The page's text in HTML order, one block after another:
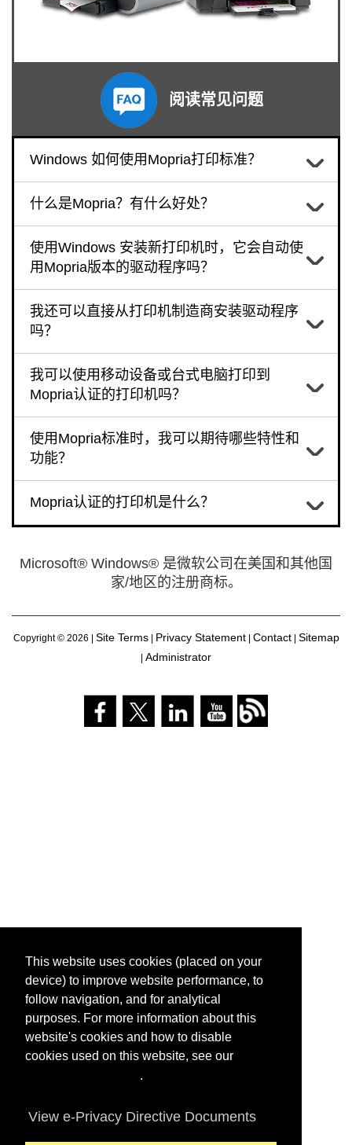
This website uses cookies (placed on your
device) to improve website performance, to
follow navigation, and for analytical
purposes. For more information about this
website's cookies and how to disable
cookies used on this website, see our
.
View e-Privacy Directive Documents
阅读常见问题
Windows 如何使用Mopria打印标准？
什么是Mopria？有什么好处？
使用Windows 安装新打印机时，它会自动使
用Mopria版本的驱动程序吗？
我还可以直接从打印机制造商安装驱动程序
吗？
我可以使用移动设备或台式电脑打印到
Mopria认证的打印机吗？
使用Mopria标准时，我可以期待哪些特性和
功能？
Mopria认证的打印机是什么？
Microsoft® Windows® 是微软公司在美国和其他国
家/地区的注册商标。
Copyright © 2026 | Site Terms| Privacy Statement| Contact| Sitemap
| Administrator